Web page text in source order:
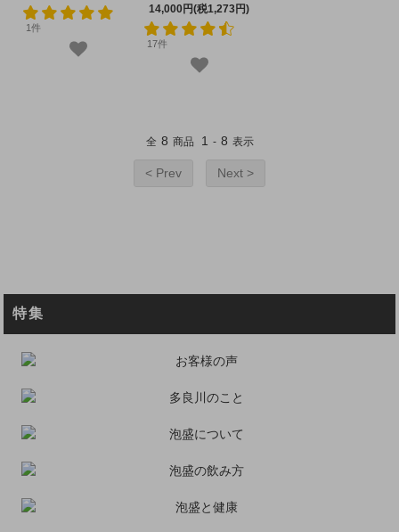
1件
14,000円(税1,273円)
17件
全 8 商品 1 - 8 表示
< Prev Next >
特集